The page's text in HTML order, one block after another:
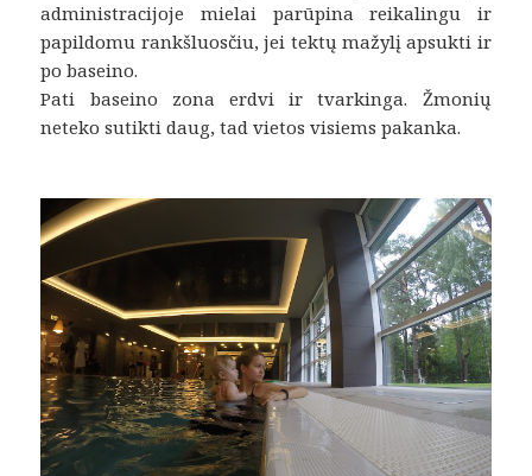
administracijoje mielai parūpina reikalingu ir
papildomu rankšluosčiu, jei tektų mažylį apsukti ir
po baseino.
Pati baseino zona erdvi ir tvarkinga. Žmonių
neteko sutikti daug, tad vietos visiems pakanka.